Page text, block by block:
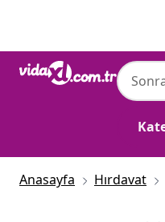
Anasayfa Hırdavat